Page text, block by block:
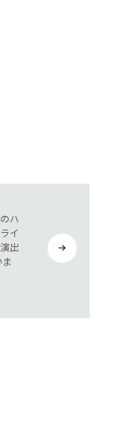
ハ
イ
出